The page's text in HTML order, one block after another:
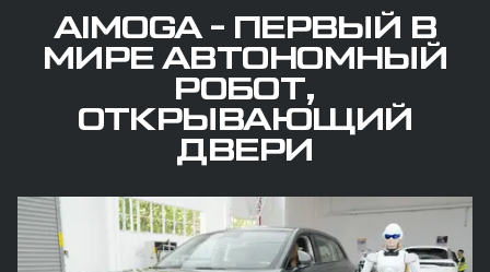
AIMOGA - ПЕРВЫЙ В
МИРЕ АВТОНОМНЫЙ
РОБОТ,
ОТКРЫВАЮЩИЙ
ДВЕРИ